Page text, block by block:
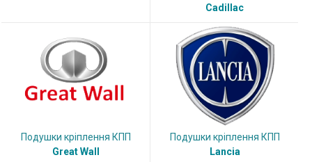
Cadillac
Подушки кріплення КПП
Great Wall
Подушки кріплення КПП
Lancia